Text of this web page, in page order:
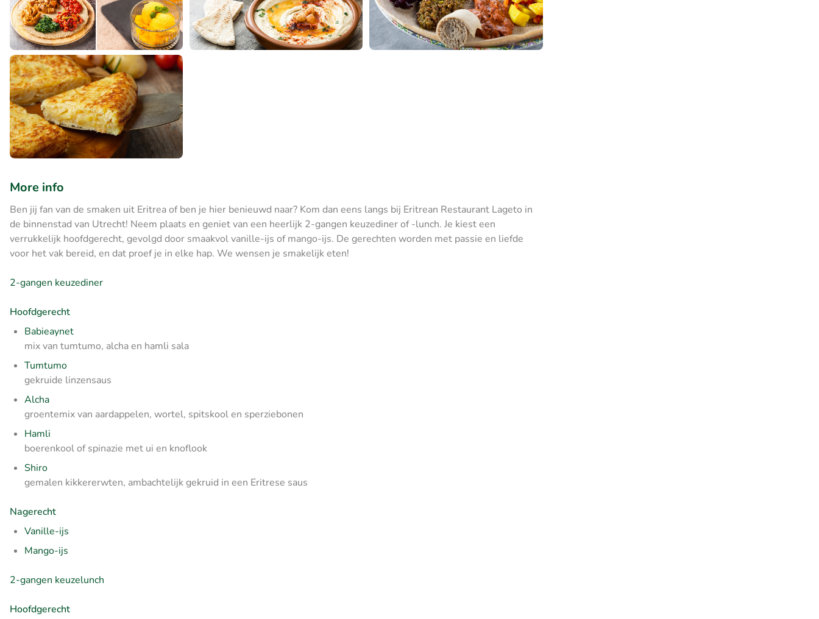
More info
Ben jij fan van de smaken uit Eritrea of ben je hier benieuwd naar? Kom dan eens langs bij Eritrean Restaurant Lageto in
de binnenstad van Utrecht! Neem plaats en geniet van een heerlijk 2-gangen keuzediner of -lunch. Je kiest een
verrukkelijk hoofdgerecht, gevolgd door smaakvol vanille-ijs of mango-ijs. De gerechten worden met passie en liefde
voor het vak bereid, en dat proef je in elke hap. We wensen je smakelijk eten!
2-gangen keuzediner
Hoofdgerecht
Babieaynet
mix van tumtumo, alcha en hamli sala
Tumtumo
gekruide linzensaus
Alcha
groentemix van aardappelen, wortel, spitskool en sperziebonen
Hamli
boerenkool of spinazie met ui en knoflook
Shiro
gemalen kikkererwten, ambachtelijk gekruid in een Eritrese saus
Nagerecht
Vanille-ijs
Mango-ijs
2-gangen keuzelunch
Hoofdgerecht